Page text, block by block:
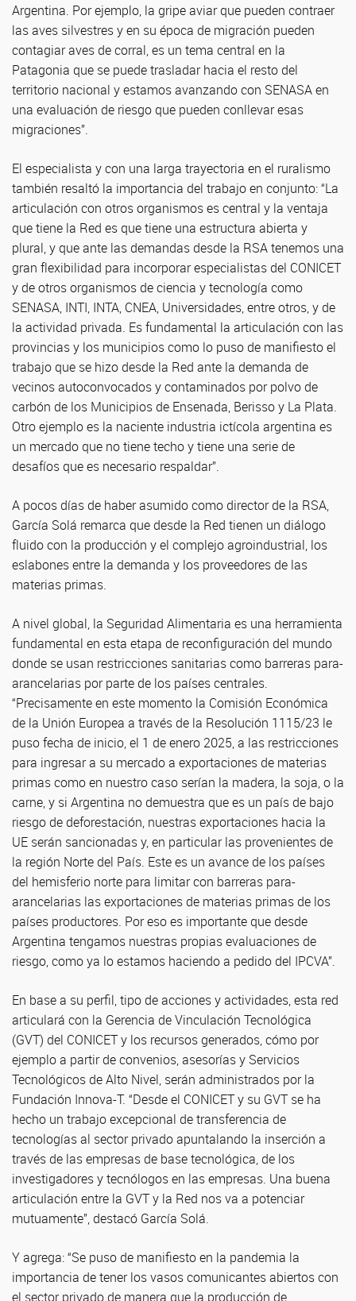
Argentina. Por ejemplo, la gripe aviar que pueden contraer
las aves silvestres y en su época de migración pueden
contagiar aves de corral, es un tema central en la
Patagonia que se puede trasladar hacia el resto del
territorio nacional y estamos avanzando con SENASA en
una evaluación de riesgo que pueden conllevar esas
migraciones”.
El especialista y con una larga trayectoria en el ruralismo
también resaltó la importancia del trabajo en conjunto: “La
articulación con otros organismos es central y la ventaja
que tiene la Red es que tiene una estructura abierta y
plural, y que ante las demandas desde la RSA tenemos una
gran flexibilidad para incorporar especialistas del CONICET
y de otros organismos de ciencia y tecnología como
SENASA, INTI, INTA, CNEA, Universidades, entre otros, y de
la actividad privada. Es fundamental la articulación con las
provincias y los municipios como lo puso de manifiesto el
trabajo que se hizo desde la Red ante la demanda de
vecinos autoconvocados y contaminados por polvo de
carbón de los Municipios de Ensenada, Berisso y La Plata.
Otro ejemplo es la naciente industria ictícola argentina es
un mercado que no tiene techo y tiene una serie de
desafíos que es necesario respaldar”.
A pocos días de haber asumido como director de la RSA,
García Solá remarca que desde la Red tienen un diálogo
fluido con la producción y el complejo agroindustrial, los
eslabones entre la demanda y los proveedores de las
materias primas.
A nivel global, la Seguridad Alimentaria es una herramienta
fundamental en esta etapa de reconfiguración del mundo
donde se usan restricciones sanitarias como barreras para-
arancelarias por parte de los países centrales.
“Precisamente en este momento la Comisión Económica
de la Unión Europea a través de la Resolución 1115/23 le
puso fecha de inicio, el 1 de enero 2025, a las restricciones
para ingresar a su mercado a exportaciones de materias
primas como en nuestro caso serían la madera, la soja, o la
carne, y si Argentina no demuestra que es un país de bajo
riesgo de deforestación, nuestras exportaciones hacia la
UE serán sancionadas y, en particular las provenientes de
la región Norte del País. Este es un avance de los países
del hemisferio norte para limitar con barreras para-
arancelarias las exportaciones de materias primas de los
países productores. Por eso es importante que desde
Argentina tengamos nuestras propias evaluaciones de
riesgo, como ya lo estamos haciendo a pedido del IPCVA”.
En base a su perfil, tipo de acciones y actividades, esta red
articulará con la Gerencia de Vinculación Tecnológica
(GVT) del CONICET y los recursos generados, cómo por
ejemplo a partir de convenios, asesorías y Servicios
Tecnológicos de Alto Nivel, serán administrados por la
Fundación Innova-T. “Desde el CONICET y su GVT se ha
hecho un trabajo excepcional de transferencia de
tecnologías al sector privado apuntalando la inserción a
través de las empresas de base tecnológica, de los
investigadores y tecnólogos en las empresas. Una buena
articulación entre la GVT y la Red nos va a potenciar
mutuamente”, destacó García Solá.
Y agrega: “Se puso de manifiesto en la pandemia la
importancia de tener los vasos comunicantes abiertos con
el sector privado de manera que la producción de